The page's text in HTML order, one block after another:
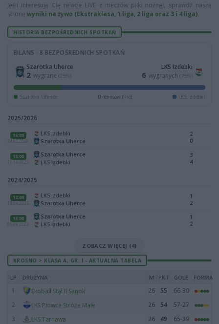
Jeśli interesują Cię relacje LIVE z meczów piłki nożnej, sprawdź naszą
stronę wyniki na żywo (Ekstraklasa, 1 liga, 2 liga oraz 3 i 4 liga).
HISTORIA BEZPOŚREDNICH SPOTKAŃ
BILANS · 8 BEZPOŚREDNICH SPOTKAŃ
Szarotka Uherce
2 wygrane (25%)
LKS Izdebki
6 wygranych (75%)
Szarotka Uherce 0 remisów (0%) LKS Izdebki
2025/2026
16:00
24.05.2026
LKS Izdebki
Szarotka Uherce
2
0
15:00
11.10.2025
Szarotka Uherce
LKS Izdebki
3
4
2024/2025
12:00
19.04.2025
LKS Izdebki
Szarotka Uherce
1
2
16:00
01.09.2024
Szarotka Uherce
LKS Izdebki
1
2
ZOBACZ WIĘCEJ (4)
KROSNO > KLASA A, GR. I - AKTUALNA TABELA
LP DRUŻYNA M PKT GOLE FORMA
1 Ekoball Stal II Sanok 26 55
66-30
2
LKS Płowce Stróże Małe 26 54
57-27
3
LKS Tarnawa 26 49
65-39